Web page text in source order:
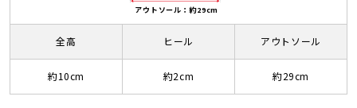
アウトソール：約29cm
全高
約10cm
ヒール
約2cm
アウトソール
約29cm